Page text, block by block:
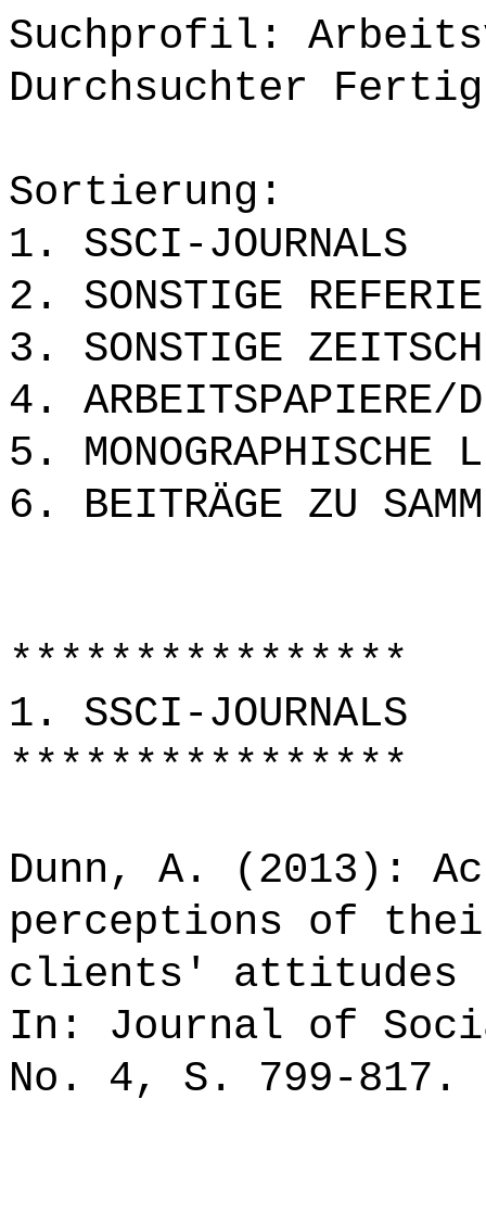
Suchprofil:
Durchsuchter
Sortierung:
1. SSCI-JOURNALS
2. SONSTIGE
3. SONSTIGE
4. ARBEITSPAPIERE/
5. MONOGRAPHISCHE
6. BEITRÄGE ZU
****************
1. SSCI-JOURNALS
****************
Dunn, A. (2013):
perceptions of
clients' attitudes
In: Journal of
No. 4, S. 799-817.